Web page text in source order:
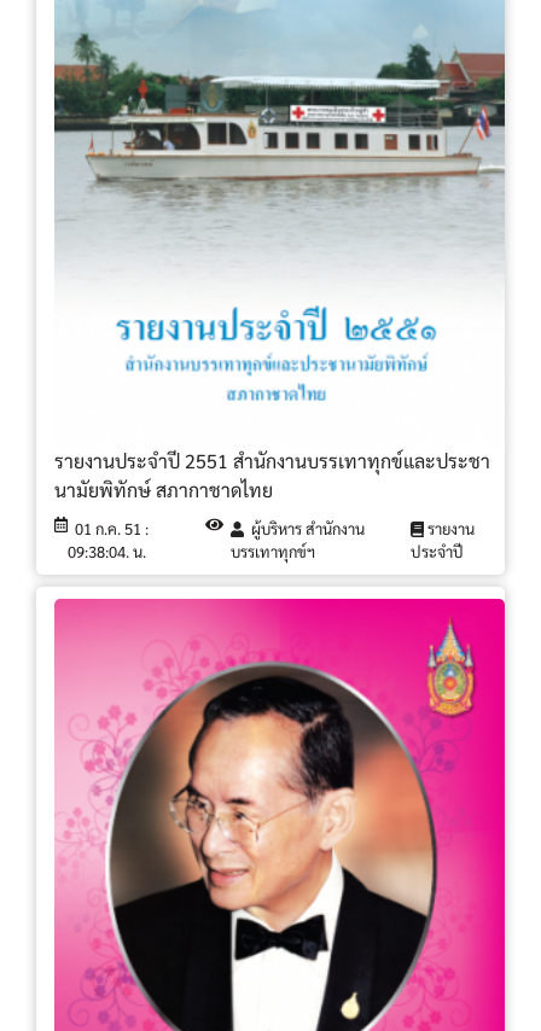
รายงานประจำปี 2551 สำนักงานบรรเทาทุกข์และประชา
นามัยพิทักษ์ สภากาชาดไทย
01 ก.ค. 51 :
09:38:04. น.
ผู้บริหาร สำนักงาน
บรรเทาทุกข์ฯ
รายงาน
ประจำปี